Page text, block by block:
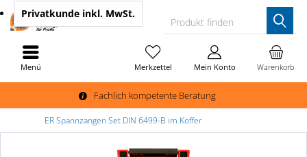
Fachlich kompetente Beratung
Produkt finden
Warenkorb
Merkzettel Mein Konto
Privatkunde inkl. MwSt.
Menü
ER Spannzangen Set DIN 6499-B im Koffer